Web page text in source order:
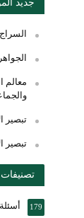
معالم
تبصير
تبصير
179